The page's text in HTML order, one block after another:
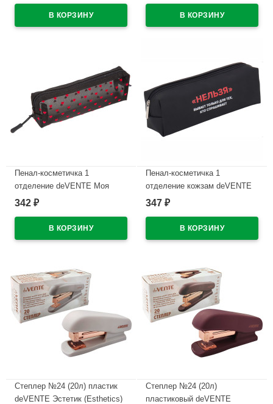
арт.7020669
Пенал-косметичка 1
отделение deVENTE Моя
Секретная сетка (My Secret
210х60х60мм арт7029628
342 ₽
Пенал-косметичка 1
отделение кожзам deVENTE
Нельзя ручка-петля
347 ₽
Степлер №24 (20л) пластик
deVENTE Эстетик (Esthetics)
Степлер №24 (20л)
пластиковый deVENTE